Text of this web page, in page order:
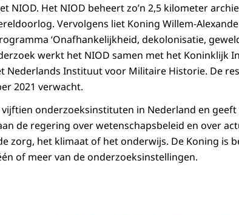
NIOD. Het NIOD beheert zo’n 2,5 kilometer
Vervolgens liet Koning Willem-
‘Onafhankelijkheid, dekolonisatie,
werkt het NIOD samen met het Koninklijk
Nederlands Instituut voor Militaire Historie. De
2021 verwacht.
onderzoeksinstituten in Nederland en geeft
de regering over wetenschapsbeleid en over
zorg, het klimaat of het onderwijs. De Koning is
of meer van de onderzoeksinstellingen.